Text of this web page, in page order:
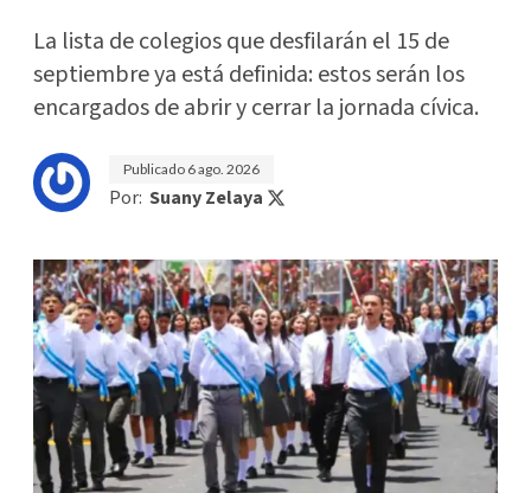
La lista de colegios que desfilarán el 15 de
septiembre ya está definida: estos serán los
encargados de abrir y cerrar la jornada cívica.
Publicado 6 ago. 2026
Por: Suany Zelaya